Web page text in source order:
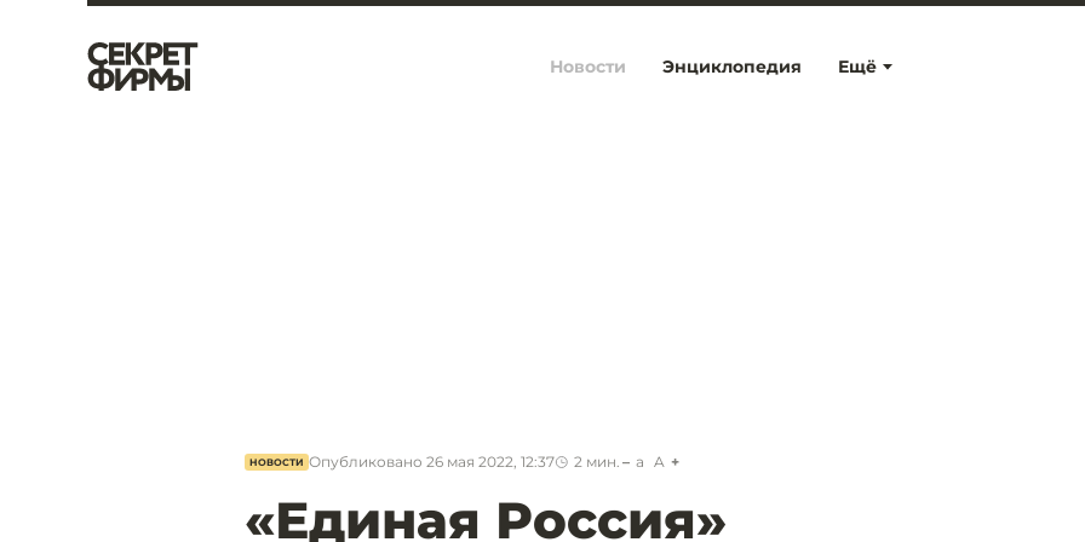
Ещё
Новости Энциклопедия
НОВОСТИ Опубликовано 26 мая 2022, 12:37 2 мин. a A
«Единая Россия»